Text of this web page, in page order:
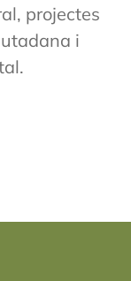
projectes
i